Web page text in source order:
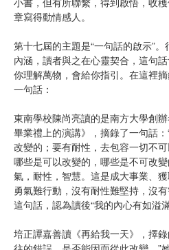
章寫得動情感人。
第十七屆的主題是“一句話的啟示”
內涵，讀者與之在心靈契合，這句
你理解萬物，會給你指引。在這裡
一句話：
東南學校陳尚亮讀的是南方大學創
畢業禮上的演講》，摘錄了一句話
改變的；要有耐性，去包容一切不
哪些是可以改變的，哪些是不可改
氣，耐性，智慧。這是成大事業、
勇氣難行動，沒有耐性難堅持，沒
這句話，認為讀後“我的內心有如溢
培正譚嘉善讀《再給我一天》，擇